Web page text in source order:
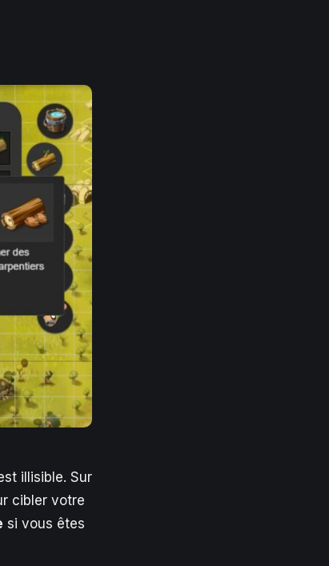
illisible. Sur
cibler votre
si vous êtes